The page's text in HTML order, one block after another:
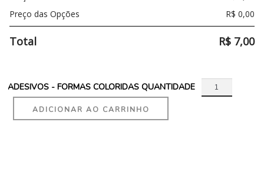
Preço das Opções
R$ 0,00
Total R$ 7,00
ADESIVOS - FORMAS COLORIDAS QUANTIDADE
ADICIONAR AO CARRINHO